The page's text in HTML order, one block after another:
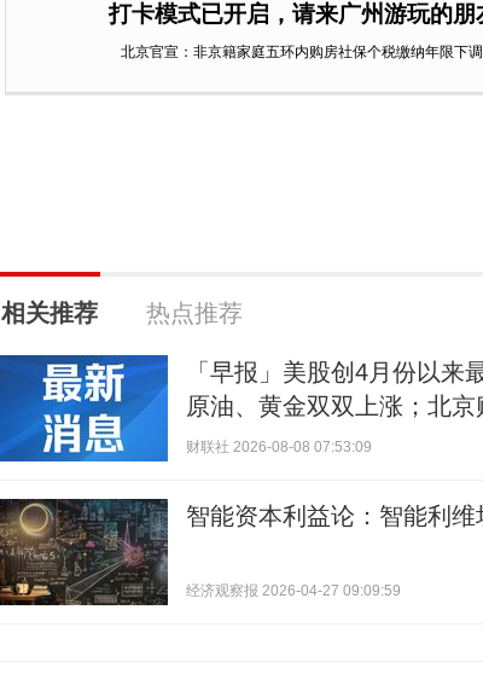
打卡模式已开启，请来广州游玩的
北京官宣：非京籍家庭五环内购房社保个税缴纳年限下
相关推荐 热点推荐
「早报」美股创4月份以来
原油、黄金双双上涨；北
财联社 2026-08-08 07:53:09
智能资本利益论：智能利
经济观察报 2026-04-27 09:09:59